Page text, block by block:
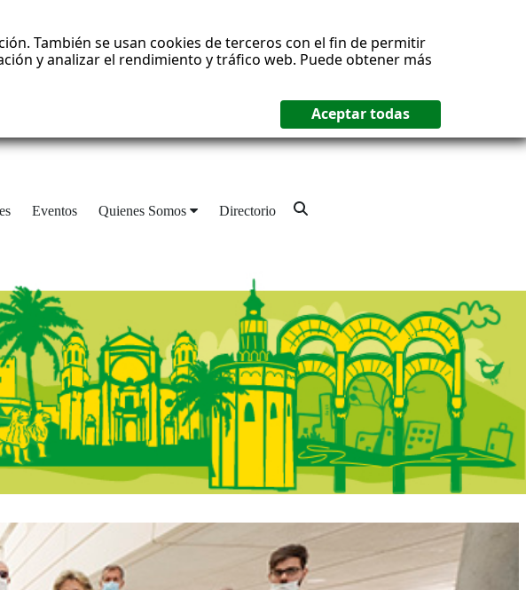
También se usan cookies de terceros con el fin de permitir
y analizar el rendimiento y tráfico web. Puede obtener más
Eventos Quienes Somos Directorio